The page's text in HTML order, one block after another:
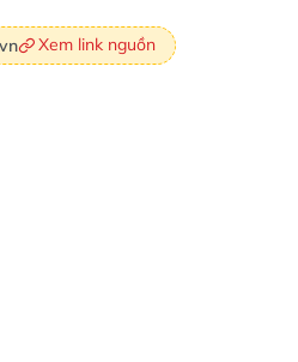
Xem link nguồn